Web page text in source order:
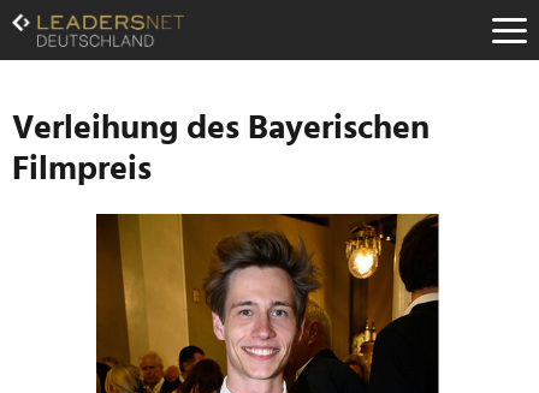
Zum
Inhalt
Zur
Navigation
Zur
Hauptnavigation
Verleihung des Bayerischen
Filmpreis